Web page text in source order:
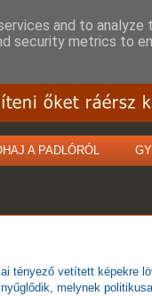
A PADLÓRÓL
tényező vetített képekre
melynek
and to analyze
security metrics to